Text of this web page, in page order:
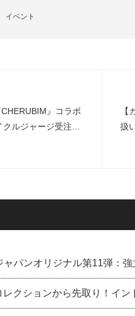
イベント
CHERUBIM』コラボ
ルジャージ受注開
扱
ャパンオリジナル第11弾：
レクションから先取り！イ